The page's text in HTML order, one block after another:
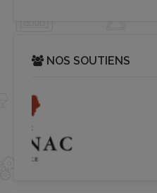
NOS SOUTIENS